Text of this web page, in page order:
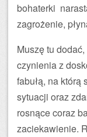
bohaterki
zagrożenie,
Muszę tu
czynienia z
fabułą, na którą
sytuacji oraz
rosnące coraz
zaciekawienie.